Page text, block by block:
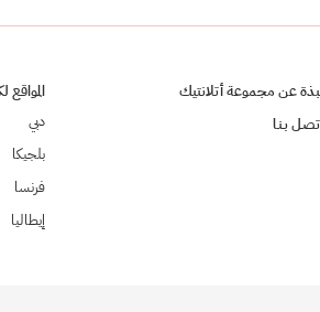
عن مجموعة أتلانتيك
بـنـا
المواقع
دبي
بلجيكا
فرنسا
إيطاليا